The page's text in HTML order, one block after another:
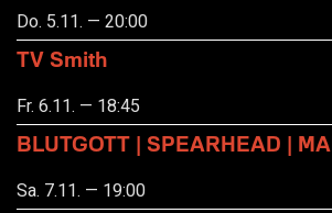
Do. 5.11. — 20:00
TV Smith
Fr. 6.11. — 18:45
BLUTGOTT | SPEARHEAD |
Sa. 7.11. — 19:00